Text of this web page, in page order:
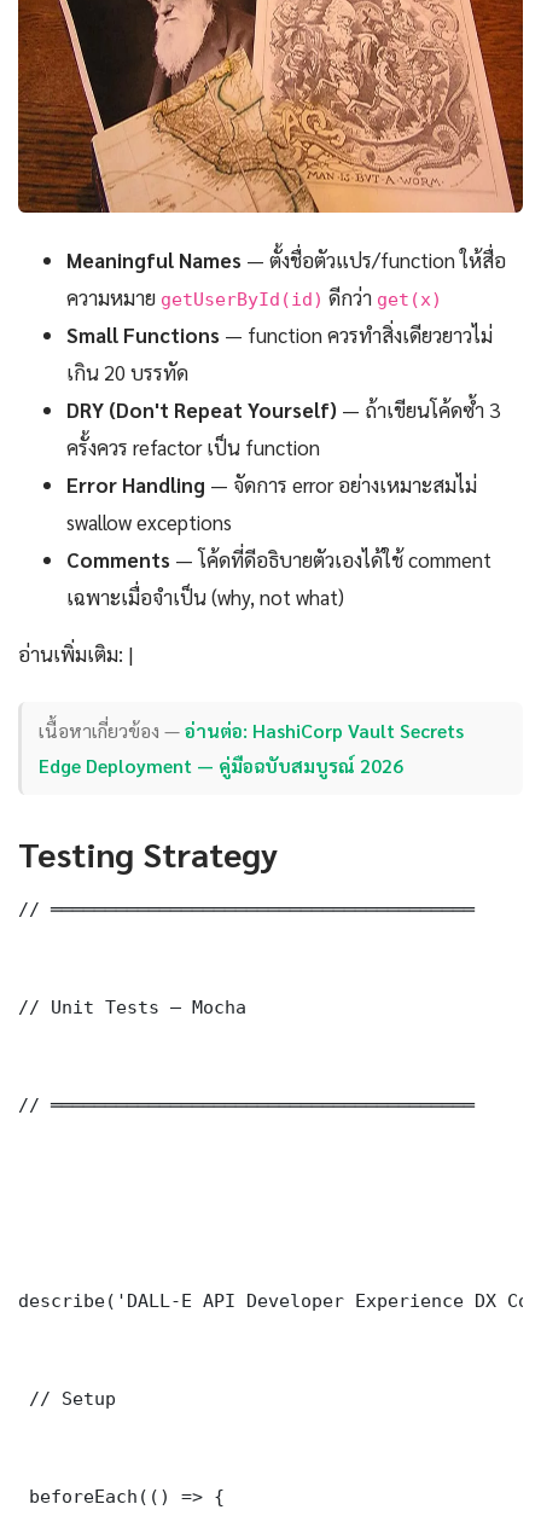
Meaningful Names — ตั้งชื่อตัวแปร/function ให้สื่อ
ความหมาย getUserById(id) ดีกว่า get(x)
Small Functions — function ควรทำสิ่งเดียวยาวไม่
เกิน 20 บรรทัด
DRY (Don't Repeat Yourself) — ถ้าเขียนโค้ดซ้ำ 3
ครั้งควร refactor เป็น function
Error Handling — จัดการ error อย่างเหมาะสมไม่
swallow exceptions
Comments — โค้ดที่ดีอธิบายตัวเองได้ใช้ comment
เฉพาะเมื่อจำเป็น (why, not what)
อ่านเพิ่มเติม: |
เนื้อหาเกี่ยวข้อง —อ่านต่อ: HashiCorp Vault Secrets
Edge Deployment — คู่มือฉบับสมบูรณ์ 2026
Testing Strategy
// ═══════════════════════════════════════
// Unit Tests — Mocha
// ═══════════════════════════════════════
describe('DALL-E API Developer Experience DX
// Setup
beforeEach(() => {